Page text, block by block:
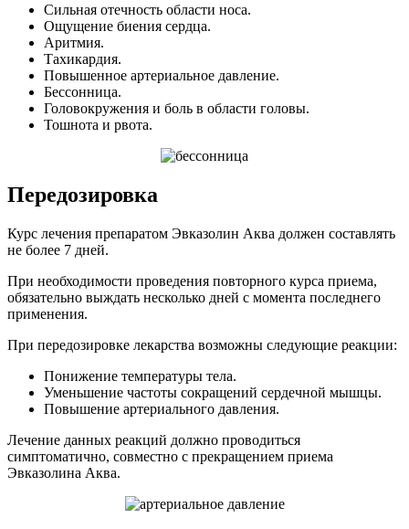
Сильная отечность области носа.
Ощущение биения сердца.
Аритмия.
Тахикардия.
Повышенное артериальное давление.
Бессонница.
Головокружения и боль в области головы.
Тошнота и рвота.
Передозировка
Курс лечения препаратом Эвказолин Аква должен составлять
не более 7 дней.
При необходимости проведения повторного курса приема,
обязательно выждать несколько дней с момента последнего
применения.
При передозировке лекарства возможны следующие реакции:
Понижение температуры тела.
Уменьшение частоты сокращений сердечной мышцы.
Повышение артериального давления.
Лечение данных реакций должно проводиться
симптоматично, совместно с прекращением приема
Эвказолина Аква.